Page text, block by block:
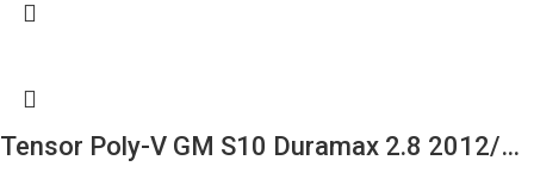
Tensor Poly-V GM S10 Duramax 2.8 2012/…